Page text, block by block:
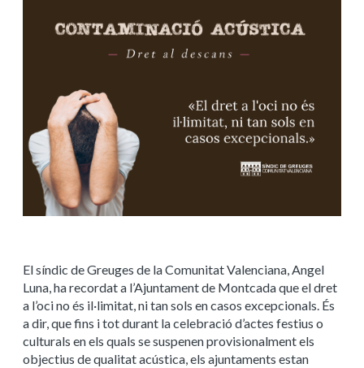
El síndic de Greuges de la Comunitat Valenciana, Angel
Luna, ha recordat a l’Ajuntament de Montcada que el dret
a l’oci no és il·limitat, ni tan sols en casos excepcionals. És
a dir, que fins i tot durant la celebració d’actes festius o
culturals en els quals se suspenen provisionalment els
objectius de qualitat acústica, els ajuntaments estan